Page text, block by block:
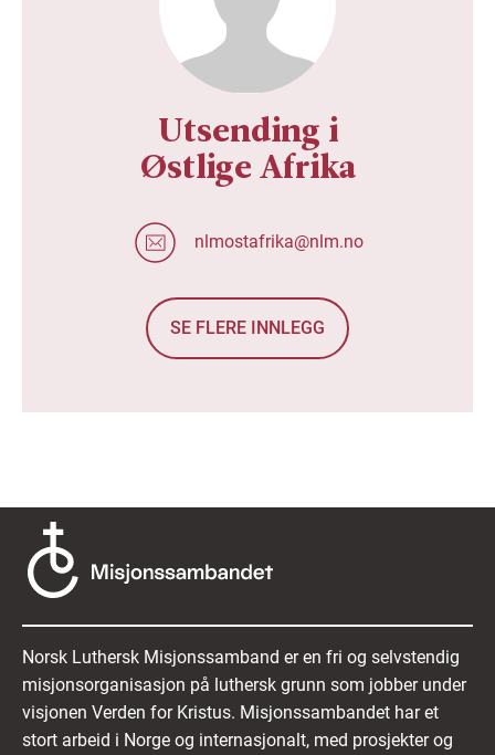
Utsending i
Østlige Afrika
nlmostafrika@nlm.no
SE FLERE INNLEGG
Norsk Luthersk Misjonssamband er en fri og selvstendig
misjonsorganisasjon på luthersk grunn som jobber under
visjonen Verden for Kristus. Misjonssambandet har et
stort arbeid i Norge og internasjonalt, med prosjekter og